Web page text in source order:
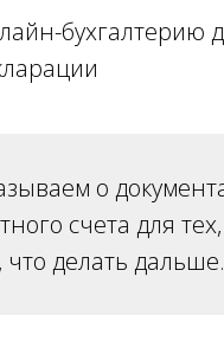
бухгалтерию
о
счета для
что делать дальше.